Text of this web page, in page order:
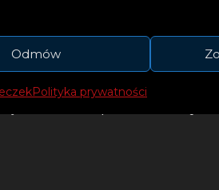
Odmów
Polityka prywatności
matki, czy też
swego wyczerpanego,
Wydany w 2021 roku